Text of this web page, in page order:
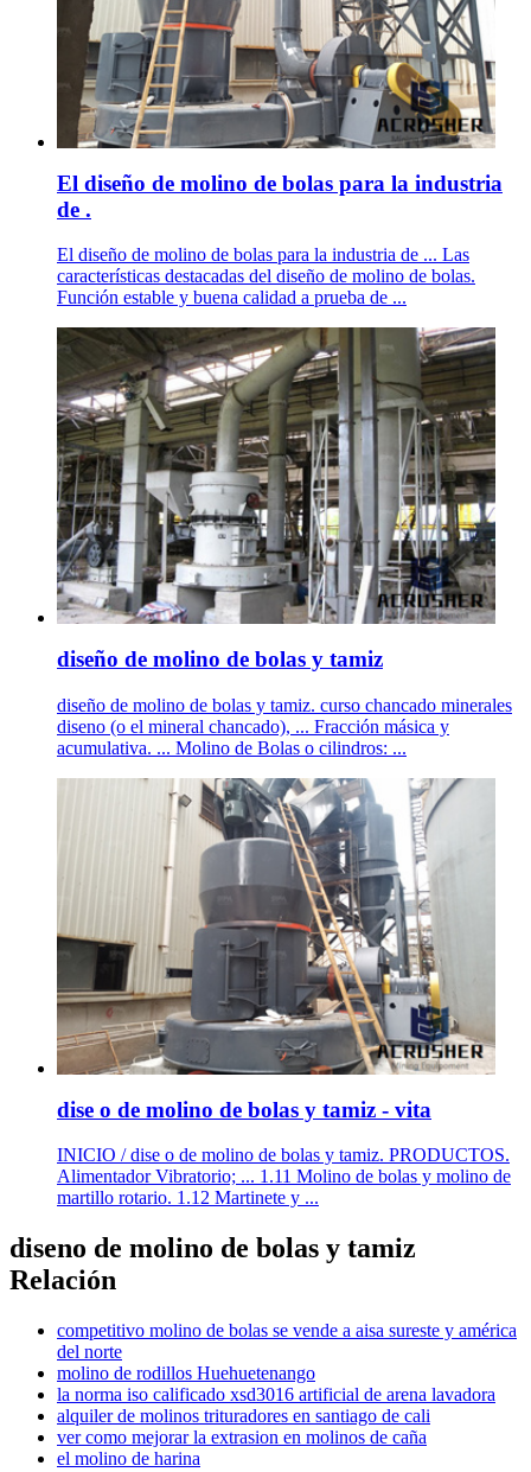
El diseño de molino de bolas para la industria
de .
El diseño de molino de bolas para la industria de ... Las
características destacadas del diseño de molino de bolas.
Función estable y buena calidad a prueba de ...
diseño de molino de bolas y tamiz
diseño de molino de bolas y tamiz. curso chancado minerales
diseno (o el mineral chancado), ... Fracción másica y
acumulativa. ... Molino de Bolas o cilindros: ...
dise o de molino de bolas y tamiz - vita
INICIO / dise o de molino de bolas y tamiz. PRODUCTOS.
Alimentador Vibratorio; ... 1.11 Molino de bolas y molino de
martillo rotario. 1.12 Martinete y ...
diseno de molino de bolas y tamiz
Relación
competitivo molino de bolas se vende a aisa sureste y américa
del norte
molino de rodillos Huehuetenango
la norma iso calificado xsd3016 artificial de arena lavadora
alquiler de molinos trituradores en santiago de cali
ver como mejorar la extrasion en molinos de caña
el molino de harina